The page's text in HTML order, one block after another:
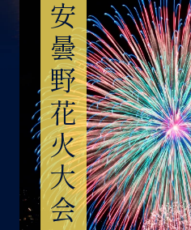
安曇野花火大会